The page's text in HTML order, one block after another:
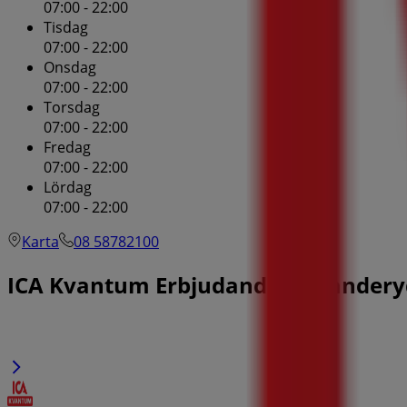
07:00 - 22:00
Tisdag
07:00 - 22:00
Onsdag
07:00 - 22:00
Torsdag
07:00 - 22:00
Fredag
07:00 - 22:00
Lördag
07:00 - 22:00
Karta
08 58782100
ICA Kvantum Erbjudanden i